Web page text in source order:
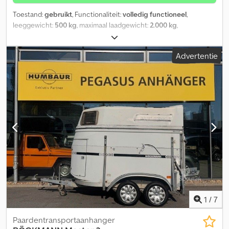
Toestand:gebruikt, Functionaliteit:volledig functioneel,
leeggewicht: 500 kg, maximaal laadgewicht:2.000 kg,
, volgende keuring (TÜV):
lengte:2.660 mm, totale breedte:1.350 mm, totale hoogte:1.000
mm
, maximale snelheid:
aanhanger
geremd
, Uitrusting:
omdat ik een aanhanger met een grotere laadcapaciteit wil
kopen. Verlichting: in 2025 nieuwe LED-verlichting, inclusief alle
kabels. Vloer: in 2023 nieuwe, gezeefdrukte plaat, inclusief
aluminium platen als extra bescherming. Bordwand: in 2024
nieuwe bordwanden, inclusief aluminium deksels, zodat de
binnenruimte droog blijft. Banden: in 2023 nieuwe banden, nog in
uitstekende staat. Dwjdpozqvarofx Anxea De aanhanger zou een
nieuwe verflaag kunnen gebruiken, zodat hij er weer prima
uitziet, maar verder is hij volledig functioneel.
Advertentie
1 / 7
Paardentransportaanhanger